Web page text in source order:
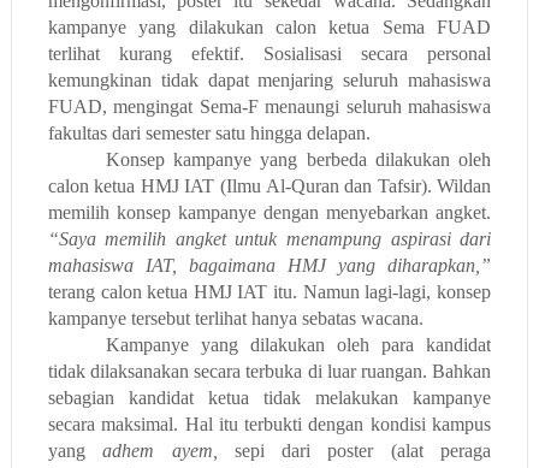
kampanye yang dilakukan calon ketua Sema FUAD
terlihat kurang efektif. Sosialisasi secara personal
kemungkinan tidak dapat menjaring seluruh mahasiswa
FUAD, mengingat Sema-F menaungi seluruh mahasiswa
fakultas dari semester satu hingga delapan.
Konsep kampanye yang berbeda dilakukan oleh
calon ketua HMJ IAT (Ilmu Al-Quran dan Tafsir). Wildan
memilih konsep kampanye dengan menyebarkan angket.
“Saya memilih angket untuk menampung aspirasi dari
mahasiswa IAT, bagaimana HMJ yang diharapkan,”
terang calon ketua HMJ IAT itu. Namun lagi-lagi, konsep
kampanye tersebut terlihat hanya sebatas wacana.
Kampanye yang dilakukan oleh para kandidat
tidak dilaksanakan secara terbuka di luar ruangan. Bahkan
sebagian kandidat ketua tidak melakukan kampanye
secara maksimal. Hal itu terbukti dengan kondisi kampus
yangadhem ayem, sepi dari poster (alat peraga